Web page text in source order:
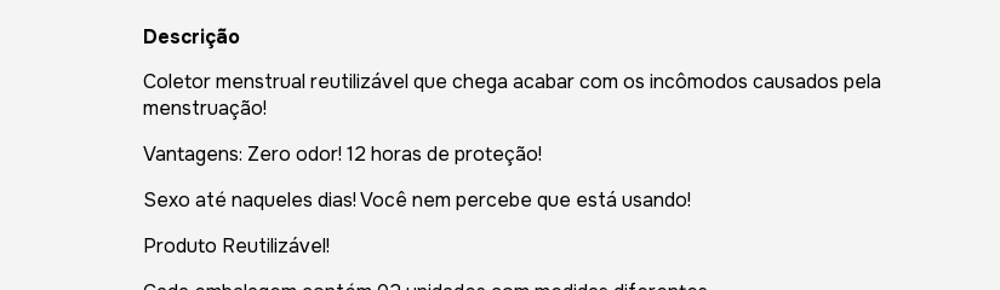
Descrição
Coletor menstrual reutilizável que chega acabar com os incômodos causados pela
menstruação!
Vantagens: Zero odor! 12 horas de proteção!
Sexo até naqueles dias! Você nem percebe que está usando!
Produto Reutilizável!